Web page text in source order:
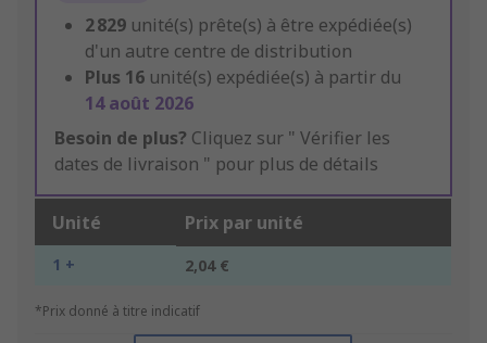
2 829 unité(s) prête(s) à être expédiée(s)
d'un autre centre de distribution
Plus 16 unité(s) expédiée(s) à partir du
14 août 2026
Besoin de plus? Cliquez sur " Vérifier les
dates de livraison " pour plus de détails
Unité Prix par unité
1 + 2,04 €
*Prix donné à titre indicatif